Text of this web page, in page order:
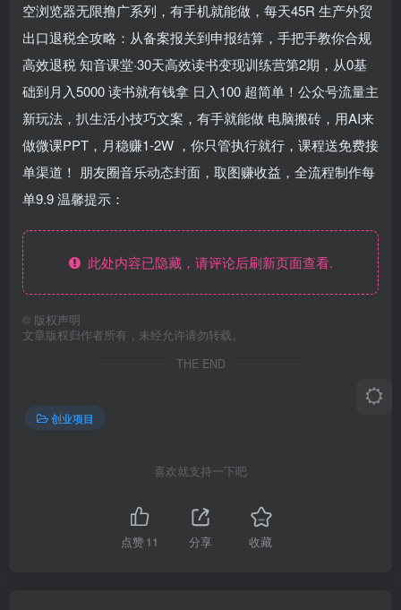
空浏览器无限撸广系列，有手机就能做，每天45R 生产外贸
出口退税全攻略：从备案报关到申报结算，手把手教你合规
高效退税 知音课堂·30天高效读书变现训练营第2期，从0基
础到月入5000 读书就有钱拿 日入100 超简单！公众号流量主
新玩法，扒生活小技巧文案，有手就能做 电脑搬砖，用AI来
做微课PPT，月稳赚1-2W ，你只管执行就行，课程送免费接
单渠道！ 朋友圈音乐动态封面，取图赚收益，全流程制作每
单9.9 温馨提示：
此处内容已隐藏，请评论后刷新页面查看.
© 版权声明
文章版权归作者所有，未经允许请勿转载。
THE END
创业项目
喜欢就支持一下吧
点赞11 分享 收藏